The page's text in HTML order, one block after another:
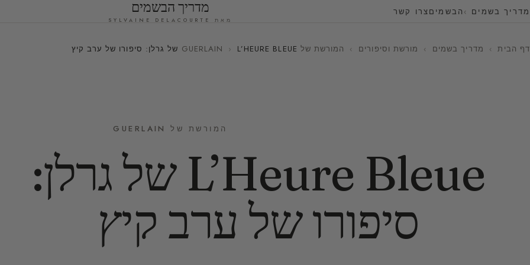
מדריך בשמים הבשמיםצרו קשר מדריך הבשמים
מאת SYLVAINE DELACOURTE
דף הבית › מדריך בשמים › מורשת וסיפורים › המורשת של GUERLAIN › L’HEURE BLEUE של גרלן: סיפורו של ערב קיץ
המורשת של GUERLAIN
L’Heure Bleue של גרלן:
סיפורו של ערב קיץ